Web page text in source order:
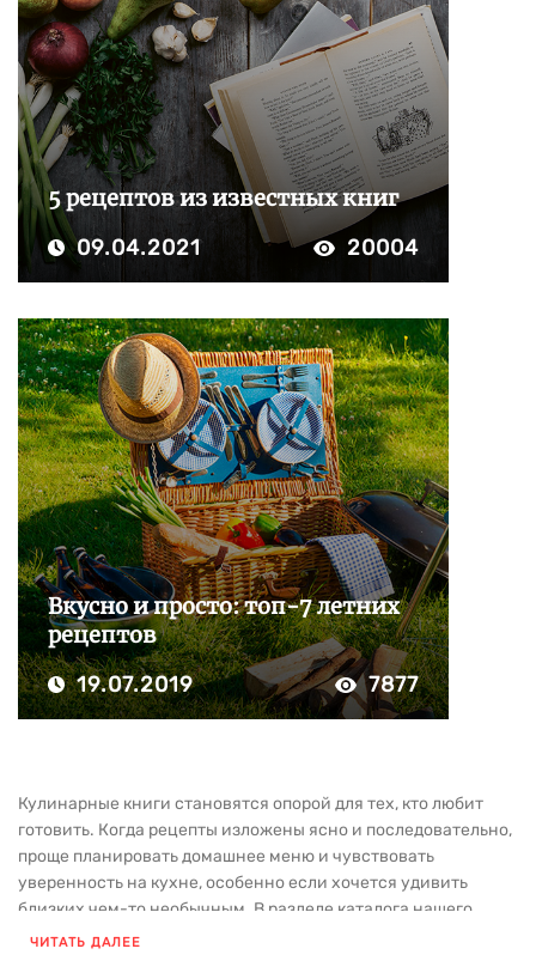
5 рецептов из известных книг
09.04.2021 20004
Вкусно и просто: топ-7 летних
рецептов
19.07.2019 7877
Кулинарные книги становятся опорой для тех, кто любит
готовить. Когда рецепты изложены ясно и последовательно,
проще планировать домашнее меню и чувствовать
уверенность на кухне, особенно если хочется удивить
близких чем-то необычным. В разделе каталога нашего
издательства собрана литература для тех, кто интересуется
ЧИТАТЬ ДАЛЕЕ